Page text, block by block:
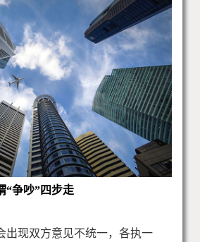
“争吵”四步走
出现双方意见不统一，各执一